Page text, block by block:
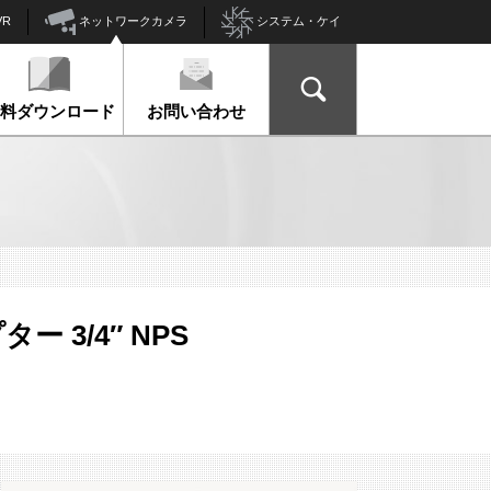
ネットワークカメラ システム・ケイ
ダウンロード お問い合わせ
ー 3/4″ NPS